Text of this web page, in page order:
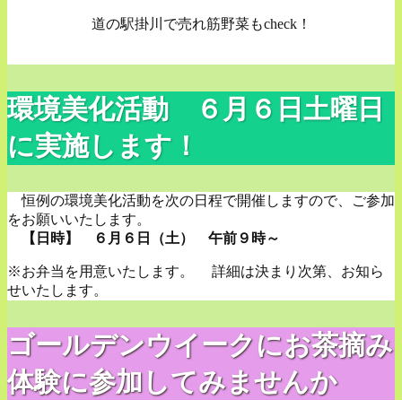
道の駅掛川で売れ筋野菜もcheck！
環境美化活動 ６月６日土曜日
に実施します！
恒例の環境美化活動を次の日程で開催しますので、ご参加
をお願いいたします。
【日時】 ６月６日（土） 午前９時～
※お弁当を用意いたします。 詳細は決まり次第、お知ら
せいたします。
ゴールデンウイークにお茶摘み
体験に参加してみませんか